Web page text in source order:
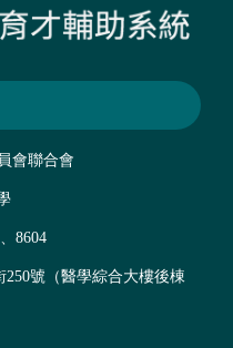
會聯合會
8604
250號（醫學綜合大樓後棟